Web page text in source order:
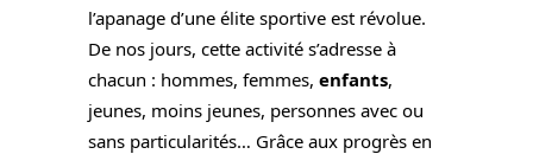
l’apanage d’une élite sportive est révolue.
De nos jours, cette activité s’adresse à
chacun : hommes, femmes, enfants,
jeunes, moins jeunes, personnes avec ou
sans particularités… Grâce aux progrès en